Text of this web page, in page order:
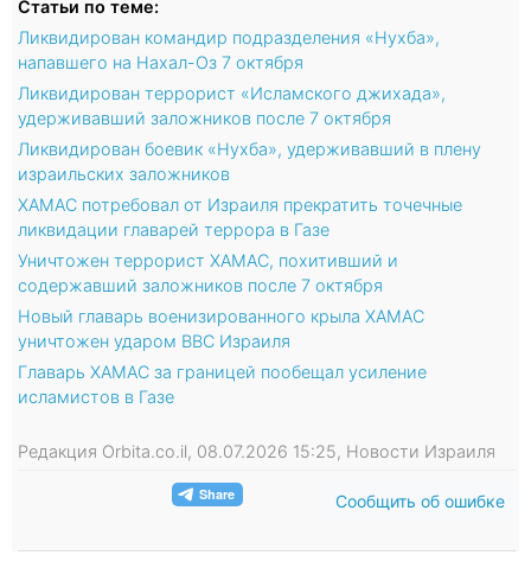
Статьи по теме:
Ликвидирован командир подразделения «Нухба»,
напавшего на Нахал-Оз 7 октября
Ликвидирован террорист «Исламского джихада»,
удерживавший заложников после 7 октября
Ликвидирован боевик «Нухба», удерживавший в плену
израильских заложников
ХАМАС потребовал от Израиля прекратить точечные
ликвидации главарей террора в Газе
Уничтожен террорист ХАМАС, похитивший и
содержавший заложников после 7 октября
Новый главарь военизированного крыла ХАМАС
уничтожен ударом ВВС Израиля
Главарь ХАМАС за границей пообещал усиление
исламистов в Газе
Редакция Orbita.co.il, 08.07.2026 15:25, Новости Израиля
Сообщить об ошибке